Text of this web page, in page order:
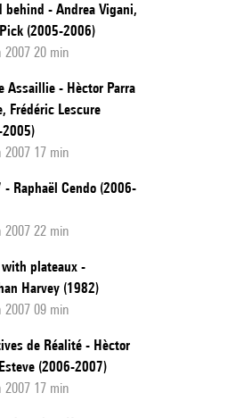
behind - Andrea Vigani,
(2005-2006)
2007 20 min
Assaillie - Hèctor Parra
Frédéric Lescure
2007 17 min
- Raphaël Cendo (2006-
2007 22 min
with plateaux -
Harvey (1982)
2007 09 min
de Réalité - Hèctor
(2006-2007)
2007 17 min